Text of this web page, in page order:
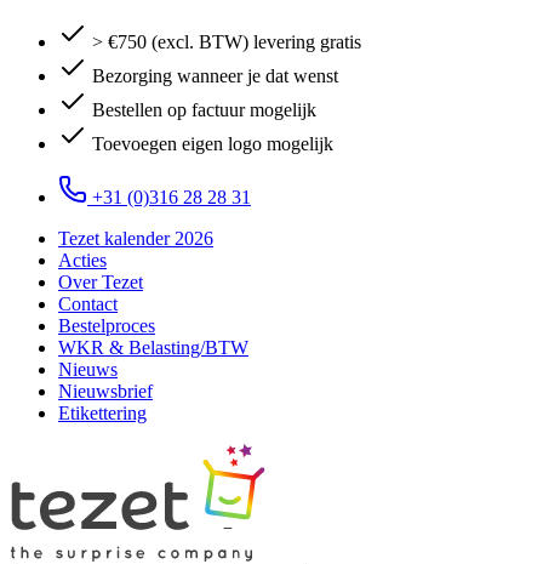
> €750 (excl. BTW) levering gratis
Bezorging wanneer je dat wenst
Bestellen op factuur mogelijk
Toevoegen eigen logo mogelijk
+31 (0)316 28 28 31
Tezet kalender 2026
Acties
Over Tezet
Contact
Bestelproces
WKR & Belasting/BTW
Nieuws
Nieuwsbrief
Etikettering